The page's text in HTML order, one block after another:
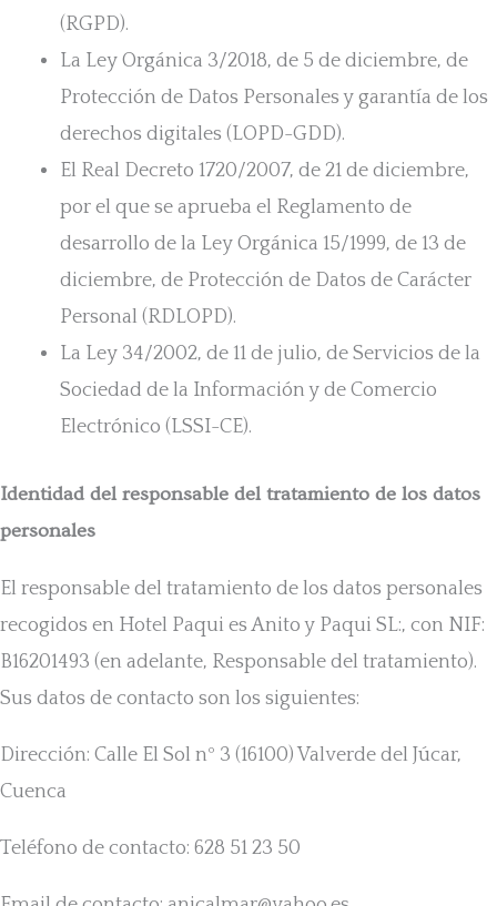
(RGPD).
La Ley Orgánica 3/2018, de 5 de diciembre, de
Protección de Datos Personales y garantía de los
derechos digitales (LOPD-GDD).
El Real Decreto 1720/2007, de 21 de diciembre,
por el que se aprueba el Reglamento de
desarrollo de la Ley Orgánica 15/1999, de 13 de
diciembre, de Protección de Datos de Carácter
Personal (RDLOPD).
La Ley 34/2002, de 11 de julio, de Servicios de la
Sociedad de la Información y de Comercio
Electrónico (LSSI-CE).
Identidad del responsable del tratamiento de los datos
personales
El responsable del tratamiento de los datos personales
recogidos en Hotel Paqui es Anito y Paqui SL:, con NIF:
B16201493 (en adelante, Responsable del tratamiento).
Sus datos de contacto son los siguientes:
Dirección: Calle El Sol nº 3 (16100) Valverde del Júcar,
Cuenca
Teléfono de contacto: 628 51 23 50